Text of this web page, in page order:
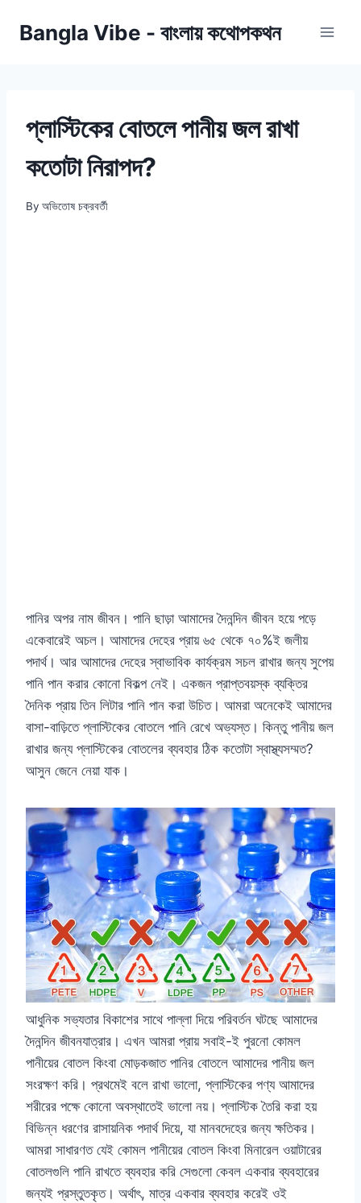
Bangla Vibe - বাংলায় কথোপকথন
প্লাস্টিকের বোতলে পানীয় জল রাখা
কতোটা নিরাপদ?
By অভিতোষ চক্রবর্তী
পানির অপর নাম জীবন। পানি ছাড়া আমাদের দৈনন্দিন জীবন হয়ে পড়ে
একেবারেই অচল। আমাদের দেহের প্রায় ৬৫ থেকে ৭০%ই জলীয়
পদার্থ। আর আমাদের দেহের স্বাভাবিক কার্যক্রম সচল রাখার জন্য সুপেয়
পানি পান করার কোনো বিকল্প নেই। একজন প্রাপ্তবয়স্ক ব্যক্তির
দৈনিক প্রায় তিন লিটার পানি পান করা উচিত। আমরা অনেকেই আমাদের
বাসা-বাড়িতে প্লাস্টিকের বোতলে পানি রেখে অভ্যস্ত। কিন্তু পানীয় জল
রাখার জন্য প্লাস্টিকের বোতলের ব্যবহার ঠিক কতোটা স্বাস্থ্যসম্মত?
আসুন জেনে নেয়া যাক।
আধুনিক সভ্যতার বিকাশের সাথে পাল্লা দিয়ে পরিবর্তন ঘটছে আমাদের
দৈনন্দিন জীবনযাত্রার। এখন আমরা প্রায় সবাই-ই পুরনো কোমল
পানীয়ের বোতল কিংবা মোড়কজাত পানির বোতলে আমাদের পানীয় জল
সংরক্ষণ করি। প্রথমেই বলে রাখা ভালো, প্লাস্টিকের পণ্য আমাদের
শরীরের পক্ষে কোনো অবস্থাতেই ভালো নয়। প্লাস্টিক তৈরি করা হয়
বিভিন্ন ধরণের রাসায়নিক পদার্থ দিয়ে, যা মানবদেহের জন্য ক্ষতিকর।
আমরা সাধারণত যেই কোমল পানীয়ের বোতল কিংবা মিনারেল ওয়াটারের
বোতলগুলি পানি রাখতে ব্যবহার করি সেগুলো কেবল একবার ব্যবহারের
জন্যই প্রস্তুতকৃত। অর্থাৎ, মাত্র একবার ব্যবহার করেই ওই